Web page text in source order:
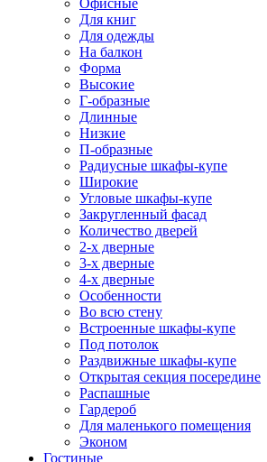
Офисные
Для книг
Для одежды
На балкон
Форма
Высокие
Г-образные
Длинные
Низкие
П-образные
Радиусные шкафы-купе
Широкие
Угловые шкафы-купе
Закругленный фасад
Количество дверей
2-х дверные
3-х дверные
4-х дверные
Особенности
Во всю стену
Встроенные шкафы-купе
Под потолок
Раздвижные шкафы-купе
Открытая секция посередине
Распашные
Гардероб
Для маленького помещения
Эконом
Гостиные